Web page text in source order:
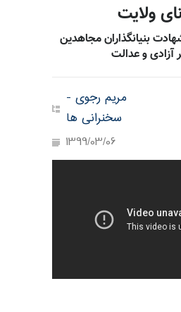
ولایت
بنیانگذاران مجاهدین
آزادی و عدالت
مریم رجوی -
سخنرانی ها
1399/03/06